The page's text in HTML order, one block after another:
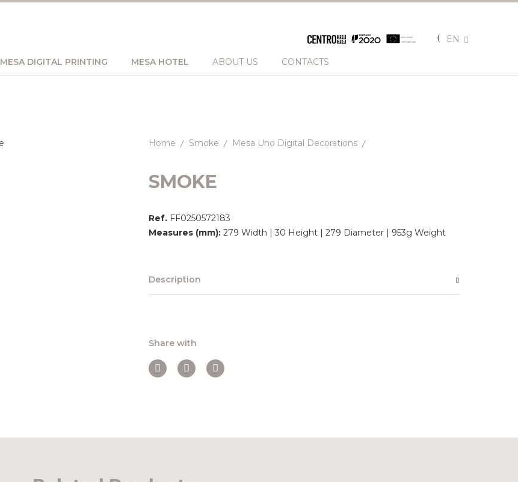
MESA DIGITAL PRINTING MESA HOTEL ABOUT US CONTACTS
EN
Home Smoke Mesa Uno Digital Decorations
SMOKE
Ref. FF0250572183
Measures (mm): 279 Width | 30 Height | 279 Diameter | 953g Weight
Description
Share with